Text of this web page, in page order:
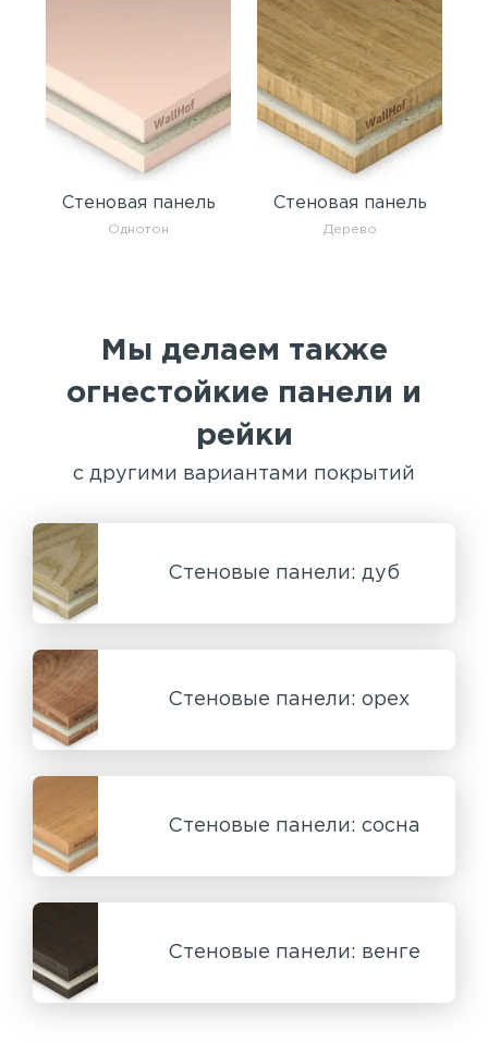
Стеновая панель
Однотон
Стеновая панель
Дерево
Мы делаем также
огнестойкие панели и
рейки
с другими вариантами покрытий
Стеновые панели: дуб
Стеновые панели: орех
Стеновые панели: сосна
Стеновые панели: венге